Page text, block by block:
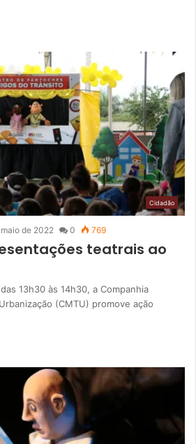
Cidadão
de 2022 0 769
teatrais ao
13h30 às 14h30, a Companhia
(CMTU) promove ação